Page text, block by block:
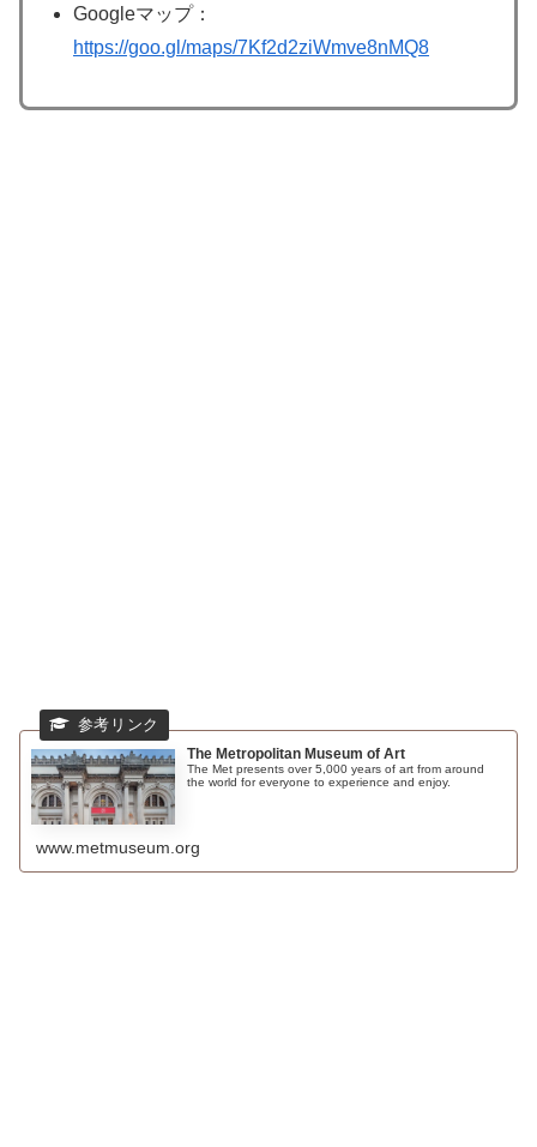
Googleマップ：
https://goo.gl/maps/7Kf2d2ziWmve8nMQ8
The Metropolitan Museum of Art
The Met presents over 5,000 years of art from around
the world for everyone to experience and enjoy.
www.metmuseum.org